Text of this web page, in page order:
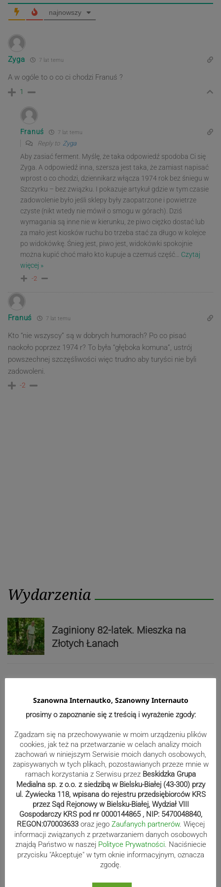
najnowszy
Zyga 7 lat temu
A w ogóle to o co ci chodzi Franuś ?
1
Franuś 7 lat temu
Reply to Zyga
Aby zasiać ferment. Myślę, że taka odpowiedź spodoba Ci się
Zyga. A odpowiedź inna, szersza jest taka, że zamiast napisać
wprost o co chodzi, dziennikarz włącza 1974 rok bez śniegu w
Szczyrku – bez związku. I pokazuje artykuł gdzie w tym czasie
zadowolenie było jeśli sklepy były zaopatrzone i powietrze
czyste (nikt wtedy nie mówił o smogu w górach). Dziś
wymagania są inne nie w kierunku, że piwo ciężko dostać lub
za mało jest kiosków ruchu bo trzeba stać za długo w kolejce
po widokówkę. Śnieg jest, piwo jest, widokówki spokojnie
można kupić choć mało kto kupuje a czemuś część… Czytaj
więcej »
-2
Franuś 7 lat temu
Kto “nie wszyscy” są w dobrych humorach? Po co pisać
naokoło poprzez 1974 r? To była “głęboka komuna”, ustrój
powszechnej szczęśliwości więc trudno aby turyści nie byli
zadowoleni.
-2
Wydarzenia
Zaginiony 82-latek. Mieszka na
Złotych Łanach
Kolarze przemknęli przez region
Zobacz, jak wygląda przejażdżka
Diabelskim Młynem! WIDEO
Znikają zabudowania dawnego,
cieszyńskiego „Lasu”. Ruszyła
rozbiórka poprzemysłowego terenu
Niewidzialne klatki. Gdy nawyk staje
Szanowna Internautko, Szanowny Internauto
prosimy o zapoznanie się z treścią i wyrażenie zgody:
Zgadzam się na przechowywanie w moim urządzeniu plików
cookies, jak też na przetwarzanie w celach analizy moich
zachowań w niniejszym Serwisie moich danych osobowych,
zapisywanych w tych plikach, pozostawianych przeze mnie w
ramach korzystania z Serwisu przez Beskidzka Grupa
Medialna sp. z o.o. z siedzibą w Bielsku-Białej (43-300) przy
ul. Żywiecka 118, wpisana do rejestru przedsiębiorców KRS
przez Sąd Rejonowy w Bielsku-Białej, Wydział VIII
Gospodarczy KRS pod nr 0000144865 , NIP: 5470048840,
REGON:070003633 oraz jego Zaufanych partnerów. Więcej
informacji związanych z przetwarzaniem danych osobowych
znajdą Państwo w naszej Polityce Prywatności. Naciśniecie
przycisku "Akceptuje" w tym oknie informacyjnym, oznacza
zgodę.